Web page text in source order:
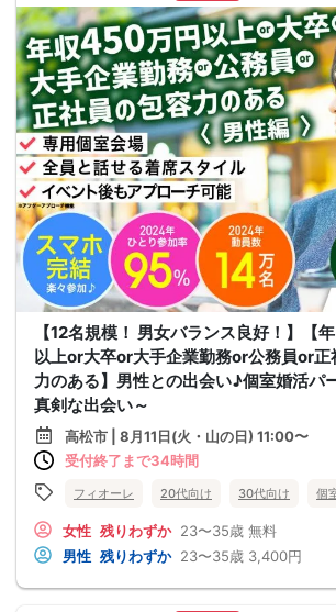
【12名規模！ 男女バランス良好！】【
以上or大卒or大手企業勤務or公務員or正
力のある】男性との出会い♪個室婚活パ
真剣な出会い～
高松市 | 8月11日(火・山の日) 11:00〜
受付終了まで34時間
フィオーレ 20代向け 30代向け 個
女性 残りわずか 23〜35歳 無料
男性 残りわずか 23〜35歳 3,400円